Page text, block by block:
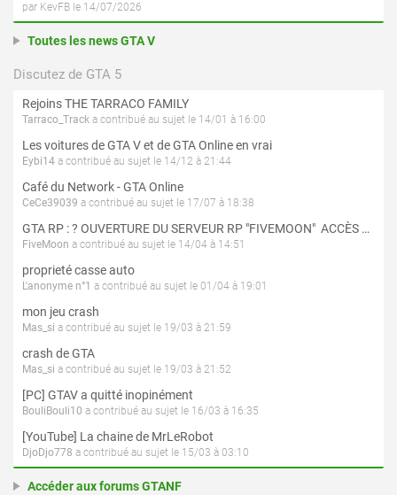
par KevFB le 14/07/2026
Toutes les news GTA V
Discutez de GTA 5
Rejoins THE TARRACO FAMILY
Tarraco_Track a contribué au sujet le 14/01 à 16:00
Les voitures de GTA V et de GTA Online en vrai
Eybi14 a contribué au sujet le 14/12 à 21:44
Café du Network - GTA Online
CeCe39039 a contribué au sujet le 17/07 à 18:38
GTA RP : ? OUVERTURE DU SERVEUR RP "FIVEMOON"  ACCÈS LIBRE ?
FiveMoon a contribué au sujet le 14/04 à 14:51
proprieté casse auto
L'anonyme n°1 a contribué au sujet le 01/04 à 19:01
mon jeu crash
Mas_si a contribué au sujet le 19/03 à 21:59
crash de GTA
Mas_si a contribué au sujet le 19/03 à 21:52
[PC] GTAV a quitté inopinément
BouliBouli10 a contribué au sujet le 16/03 à 16:35
[YouTube] La chaine de MrLeRobot
DjoDjo778 a contribué au sujet le 15/03 à 03:10
Accéder aux forums GTANF